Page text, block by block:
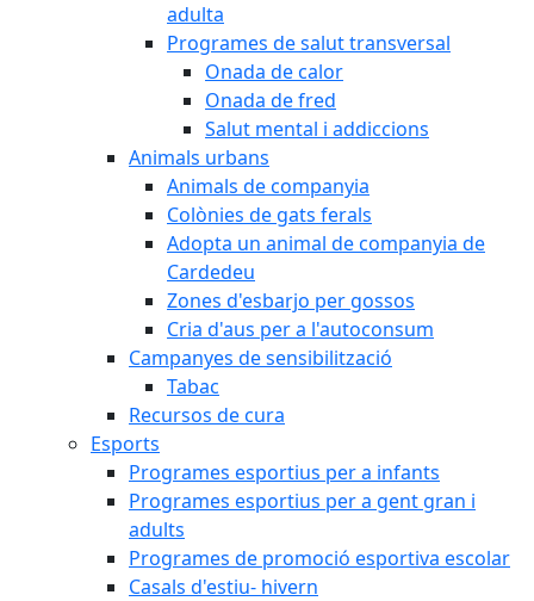
adulta
Programes de salut transversal
Onada de calor
Onada de fred
Salut mental i addiccions
Animals urbans
Animals de companyia
Colònies de gats ferals
Adopta un animal de companyia de
Cardedeu
Zones d'esbarjo per gossos
Cria d'aus per a l'autoconsum
Campanyes de sensibilització
Tabac
Recursos de cura
Esports
Programes esportius per a infants
Programes esportius per a gent gran i
adults
Programes de promoció esportiva escolar
Casals d'estiu- hivern